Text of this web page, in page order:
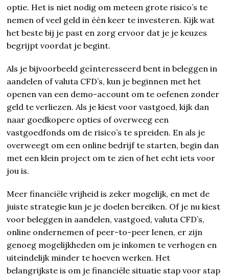
optie. Het is niet nodig om meteen grote risico’s te
nemen of veel geld in één keer te investeren. Kijk wat
het beste bij je past en zorg ervoor dat je je keuzes
begrijpt voordat je begint.
Als je bijvoorbeeld geïnteresseerd bent in beleggen in
aandelen of valuta CFD’s, kun je beginnen met het
openen van een demo-account om te oefenen zonder
geld te verliezen. Als je kiest voor vastgoed, kijk dan
naar goedkopere opties of overweeg een
vastgoedfonds om de risico’s te spreiden. En als je
overweegt om een online bedrijf te starten, begin dan
met een klein project om te zien of het echt iets voor
jou is.
Meer financiële vrijheid is zeker mogelijk, en met de
juiste strategie kun je je doelen bereiken. Of je nu kiest
voor beleggen in aandelen, vastgoed, valuta CFD’s,
online ondernemen of peer-to-peer lenen, er zijn
genoeg mogelijkheden om je inkomen te verhogen en
uiteindelijk minder te hoeven werken. Het
belangrijkste is om je financiële situatie stap voor stap